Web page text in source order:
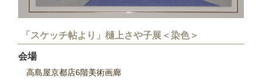
「スケッチ帖より」樋上さや子展＜染色＞
会場
高島屋京都店6階美術画廊